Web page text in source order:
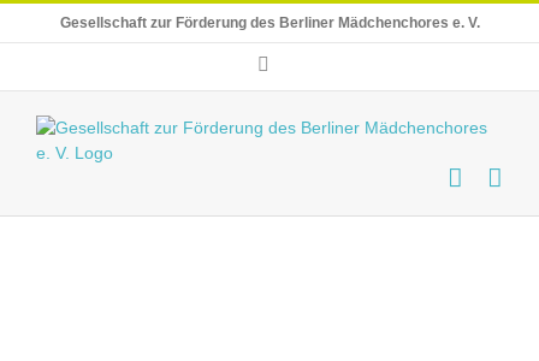
Gesellschaft zur Förderung des Berliner Mädchenchores e. V.